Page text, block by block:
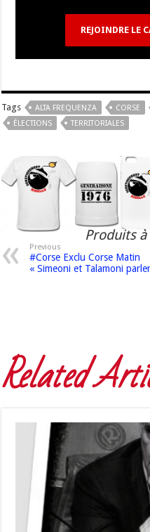
REJOINDRE LE
Tags ALTA FREQUENZA CORSE
ÉLECTIONS
TERRITORIALES
Produits
Previous
#Corse Exclu Corse Matin
« Simeoni et Talamoni
Related